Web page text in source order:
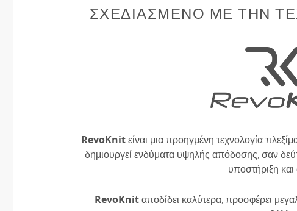
ΣΧΕΔΙΑΣΜΈΝΟ ΜΕ ΤΗΝ
RevoKnitείναι μια προηγμένη τεχνολογία
δημιουργεί ενδύματα υψηλής απόδοσης, σαν
υποστήριξη
RevoKnitαποδίδει καλύτερα, προσφέρει